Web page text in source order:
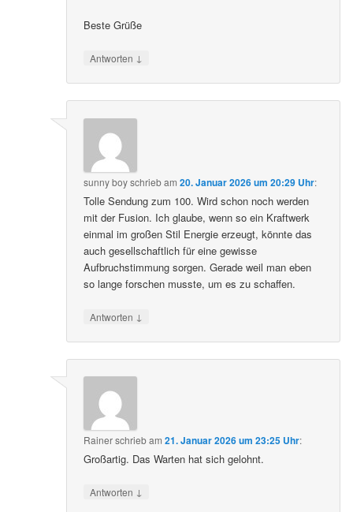
Beste Grüße
Antworten ↓
sunny boyschriebam20. Januar 2026 um 20:29 Uhr:
Tolle Sendung zum 100. Wird schon noch werden
mit der Fusion. Ich glaube, wenn so ein Kraftwerk
einmal im großen Stil Energie erzeugt, könnte das
auch gesellschaftlich für eine gewisse
Aufbruchstimmung sorgen. Gerade weil man eben
so lange forschen musste, um es zu schaffen.
Antworten ↓
Rainerschriebam21. Januar 2026 um 23:25 Uhr:
Großartig. Das Warten hat sich gelohnt.
Antworten ↓